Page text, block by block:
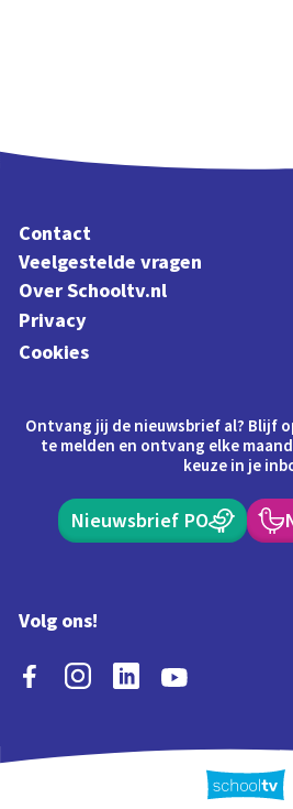
Contact
Veelgestelde vragen
Over Schooltv.nl
Privacy
Cookies
Ontvang jij de nieuwsbrief al? Blijf
te melden en ontvang elke
keuze in je
Nieuwsbrief PO
Volg ons!